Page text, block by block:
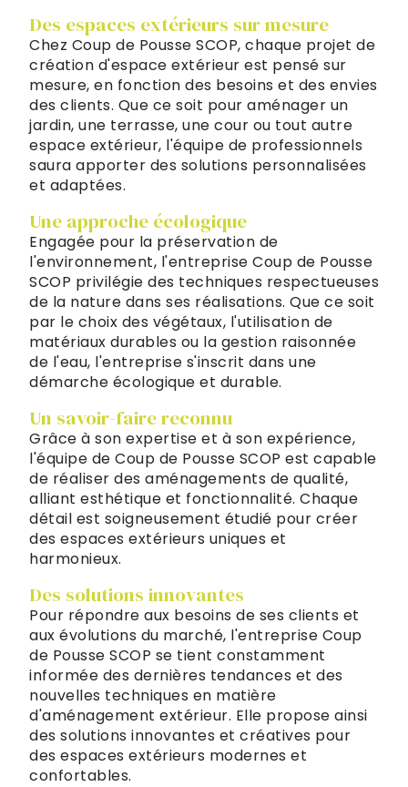
Des espaces extérieurs sur mesure
Chez Coup de Pousse SCOP, chaque projet de
création d'espace extérieur est pensé sur
mesure, en fonction des besoins et des envies
des clients. Que ce soit pour aménager un
jardin, une terrasse, une cour ou tout autre
espace extérieur, l'équipe de professionnels
saura apporter des solutions personnalisées
et adaptées.
Une approche écologique
Engagée pour la préservation de
l'environnement, l'entreprise Coup de Pousse
SCOP privilégie des techniques respectueuses
de la nature dans ses réalisations. Que ce soit
par le choix des végétaux, l'utilisation de
matériaux durables ou la gestion raisonnée
de l'eau, l'entreprise s'inscrit dans une
démarche écologique et durable.
Un savoir-faire reconnu
Grâce à son expertise et à son expérience,
l'équipe de Coup de Pousse SCOP est capable
de réaliser des aménagements de qualité,
alliant esthétique et fonctionnalité. Chaque
détail est soigneusement étudié pour créer
des espaces extérieurs uniques et
harmonieux.
Des solutions innovantes
Pour répondre aux besoins de ses clients et
aux évolutions du marché, l'entreprise Coup
de Pousse SCOP se tient constamment
informée des dernières tendances et des
nouvelles techniques en matière
d'aménagement extérieur. Elle propose ainsi
des solutions innovantes et créatives pour
des espaces extérieurs modernes et
confortables.